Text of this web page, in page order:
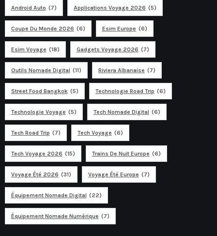
Android Auto (7) Applications Voyage 2026 (5)
Coupe Du Monde 2026 (6) Esim Europe (6)
Esim Voyage (18) Gadgets Voyage 2026 (7)
Outils Nomade Digital (11) Riviera Albanaise (7)
Street Food Bangkok (5) Technologie Road Trip (6)
Technologie Voyage (5) Tech Nomade Digital (6)
Tech Road Trip (7) Tech Voyage (6)
Tech Voyage 2026 (15) Trains De Nuit Europe (6)
Voyage Été 2026 (31) Voyage Été Europe (7)
Équipement Nomade Digital (22)
Équipement Nomade Numérique (7)